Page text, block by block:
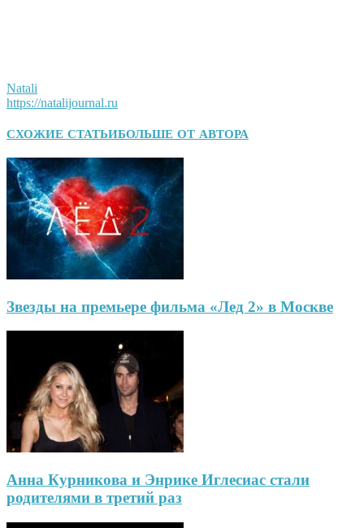
Natali
https://natalijournal.ru
СХОЖИЕ СТАТЬИБОЛЬШЕ ОТ АВТОРА
Звезды на премьере фильма «Лед 2» в Москве
Анна Курникова и Энрике Иглесиас стали
родителями в третий раз